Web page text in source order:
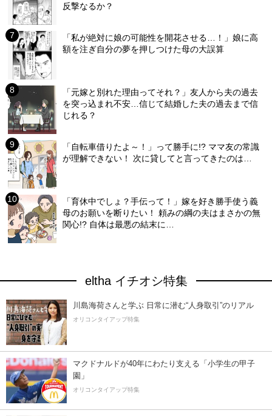
反撃なるか？
「私が絶対に娘の可能性を開花させる…！」娘に高
額を注ぎ自分の夢を押しつけた母の大誤算
「元嫁と別れた理由ってそれ？」友人から夫の過去
を突っ込まれ不安…信じて結婚した夫の過去まで信
じれる？
「自転車借りたよ～！」って勝手に!? ママ友の常識
が理解できない！ 次に貸してと言ってきたのは…
「育休中でしょ？手伝って！」嫁を好き勝手使う義
母のお願いを断りたい！ 頼みの綱の夫はまさかの無
関心!? 自体は最悪の結末に…
eltha イチオシ特集
川島海荷さんと学ぶ 日常に潜む“人身取引”のリアル
オリコンタイアップ特集
マクドナルドが40年にわたり支える「小学生の甲子
園」
オリコンタイアップ特集